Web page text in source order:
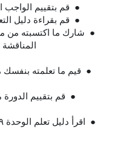
● قم بتقييم الواجب الكتابي
● قم بقراءة دليل
● شارك ما اكتسبته من
●
● قيم ما تعلمته بنفسك من
● قم بتقييم الدورة